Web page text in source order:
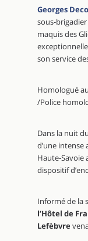
Georges
sous-brigadier
maquis des
son service
Homologué
/Police
Dans la nuit
d’une intense
Haute-Savoie
dispositif
Informé de la
l’Hôtel de
Lefèbvre